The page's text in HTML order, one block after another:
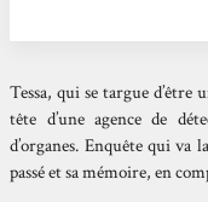
Tessa, qui se targue
tête d’une agence de
d’organes. Enquête qui va
passé et sa mémoire, en